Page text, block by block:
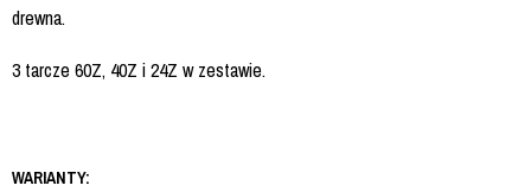
drewna.
3 tarcze 60Z, 40Z i 24Z w zestawie.
WARIANTY: